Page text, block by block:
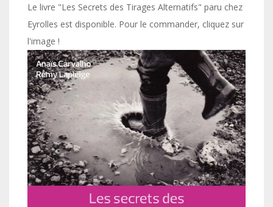
Le livre "Les Secrets des Tirages Alternatifs" paru chez
Eyrolles est disponible. Pour le commander, cliquez sur
l'image !